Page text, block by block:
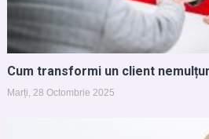
Cum transformi un client
Marți, 28 Octombrie 2025